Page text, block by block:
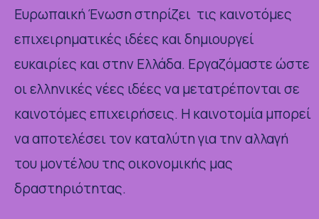
Ευρωπαική Ένωση στηρίζει τις καινοτόμες
επιχειρηματικές ιδέες και δημιουργεί
ευκαιρίες και στην Ελλάδα. Εργαζόμαστε ώστε
οι ελληνικές νέες ιδέες να μετατρέπονται σε
καινοτόμες επιχειρήσεις. Η καινοτομία μπορεί
να αποτελέσει τον καταλύτη για την αλλαγή
του μοντέλου της οικονομικής μας
δραστηριότητας.